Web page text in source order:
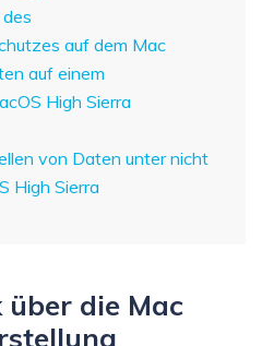
auf dem Mac
auf einem
High Sierra
von Daten unter nicht
High Sierra
über die Mac